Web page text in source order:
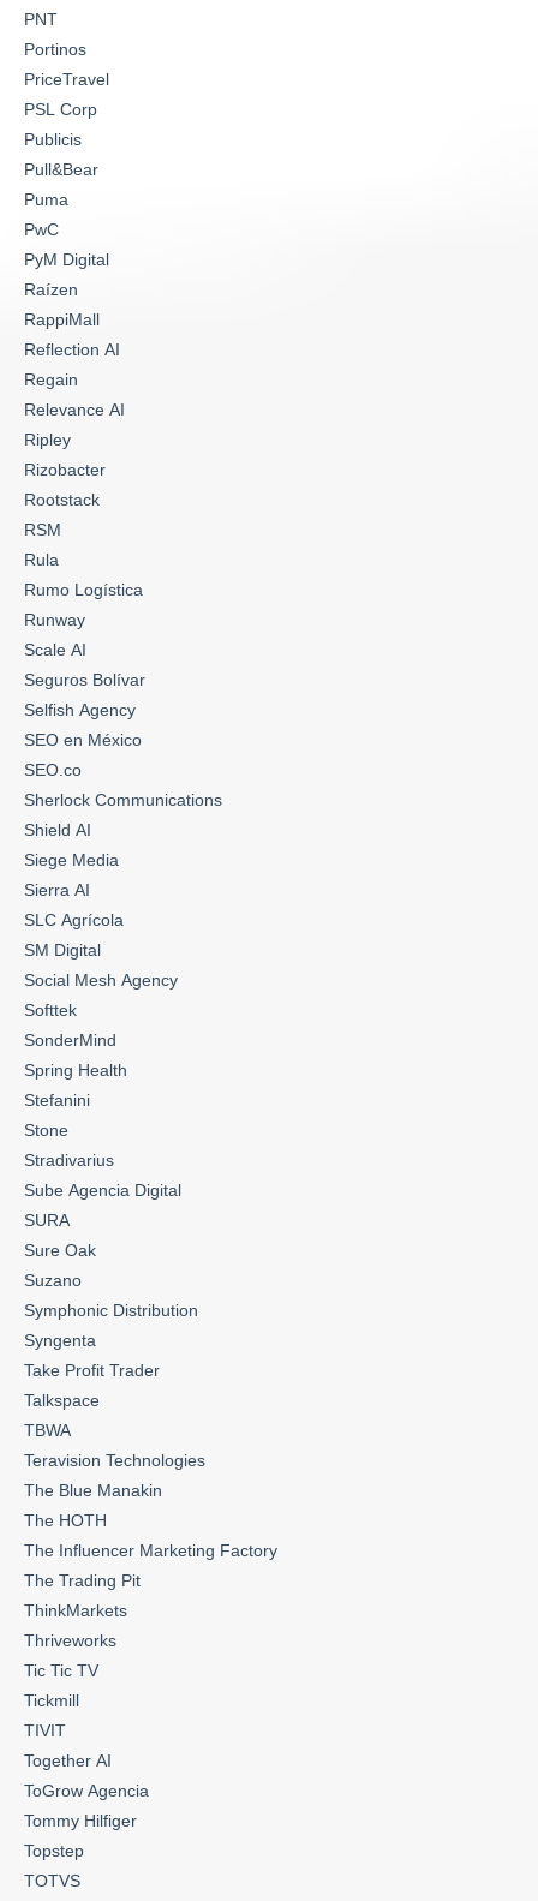
PNT
Portinos
PriceTravel
PSL Corp
Publicis
Pull&Bear
Puma
PwC
PyM Digital
Raízen
RappiMall
Reflection AI
Regain
Relevance AI
Ripley
Rizobacter
Rootstack
RSM
Rula
Rumo Logística
Runway
Scale AI
Seguros Bolívar
Selfish Agency
SEO en México
SEO.co
Sherlock Communications
Shield AI
Siege Media
Sierra AI
SLC Agrícola
SM Digital
Social Mesh Agency
Softtek
SonderMind
Spring Health
Stefanini
Stone
Stradivarius
Sube Agencia Digital
SURA
Sure Oak
Suzano
Symphonic Distribution
Syngenta
Take Profit Trader
Talkspace
TBWA
Teravision Technologies
The Blue Manakin
The HOTH
The Influencer Marketing Factory
The Trading Pit
ThinkMarkets
Thriveworks
Tic Tic TV
Tickmill
TIVIT
Together AI
ToGrow Agencia
Tommy Hilfiger
Topstep
TOTVS